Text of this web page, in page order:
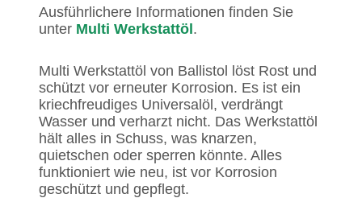
Ausführlichere Informationen finden Sie
unter Multi Werkstattöl.
Multi Werkstattöl von Ballistol löst Rost und
schützt vor erneuter Korrosion. Es ist ein
kriechfreudiges Universalöl, verdrängt
Wasser und verharzt nicht. Das Werkstattöl
hält alles in Schuss, was knarzen,
quietschen oder sperren könnte. Alles
funktioniert wie neu, ist vor Korrosion
geschützt und gepflegt.